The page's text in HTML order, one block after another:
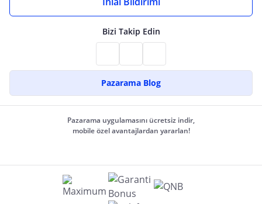
Bizi Takip Edin
Pazarama Blog
Pazarama uygulamasını ücretsiz indir,
mobile özel avantajlardan yararlan!